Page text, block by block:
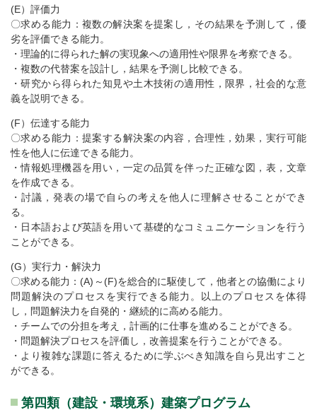
(E）評価力
〇求める能力：複数の解決案を提案し，その結果を予測して，優
劣を評価できる能力。
・理論的に得られた解の実現象への適用性や限界を考察できる。
・複数の代替案を設計し，結果を予測し比較できる。
・研究から得られた知見や土木技術の適用性，限界，社会的な意
義を説明できる。
(F）伝達する能力
〇求める能力：提案する解決案の内容，合理性，効果，実行可能
性を他人に伝達できる能力。
・情報処理機器を用い，一定の品質を伴った正確な図，表，文章
を作成できる。
・討議，発表の場で自らの考えを他人に理解させることができ
る。
・日本語および英語を用いて基礎的なコミュニケーションを行う
ことができる。
(G）実行力・解決力
〇求める能力：(A)～(F)を総合的に駆使して，他者との協働により
問題解決のプロセスを実行できる能力。以上のプロセスを体得
し，問題解決力を自発的・継続的に高める能力。
・チームでの分担を考え，計画的に仕事を進めることができる。
・問題解決プロセスを評価し，改善提案を行うことができる。
・より複雑な課題に答えるために学ぶべき知識を自ら見出すこと
ができる。
第四類（建設・環境系）建築プログラム